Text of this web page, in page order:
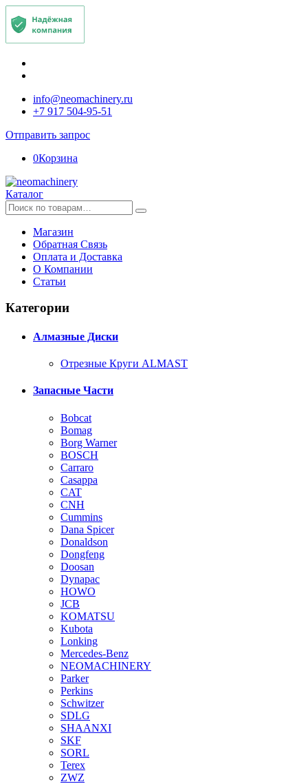
info@neomachinery.ru
+7 917 504-95-51
Отправить запрос
0Корзина
Каталог
Искать:
Магазин
Обратная Связь
Оплата и Доставка
О Компании
Статьи
Категории
Алмазные Диски
Отрезные Круги ALMAST
Запасные Части
Bobcat
Bomag
Borg Warner
BOSCH
Carraro
Casappa
CAT
CNH
Cummins
Dana Spicer
Donaldson
Dongfeng
Doosan
Dynapac
HOWO
JCB
KOMATSU
Kubota
Lonking
Mercedes-Benz
NEOMACHINERY
Parker
Perkins
Schwitzer
SDLG
SHAANXI
SKF
SORL
Terex
ZWZ